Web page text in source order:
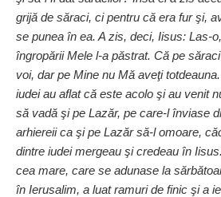
grijă de săraci, ci pentru că era fur şi,
se punea în ea. A zis, deci, Iisus: Las-
îngropării Mele l-a păstrat. Că pe
voi, dar pe Mine nu Mă aveţi
iudei au aflat că este acolo şi au venit
să vadă şi pe Lazăr, pe care-l înviase
arhiereii ca şi pe Lazăr să-l omoare,
dintre iudei mergeau şi credeau în
cea mare, care se adunase la
în Ierusalim, a luat ramuri de finic şi a